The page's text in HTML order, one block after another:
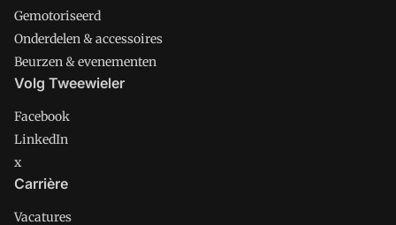
Gemotoriseerd
Onderdelen & accessoires
Beurzen & evenementen
Volg Tweewieler
Facebook
LinkedIn
x
Carrière
Vacatures